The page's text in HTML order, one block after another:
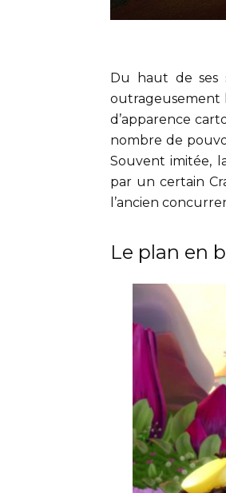
Du haut de ses
outrageusement
d’apparence
nombre de
Souvent imitée,
par un certain
l’ancien
Le plan en